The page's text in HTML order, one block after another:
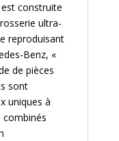
construite
ultra-
reproduisant
Benz, «
de pièces
sont
uniques à
combinés